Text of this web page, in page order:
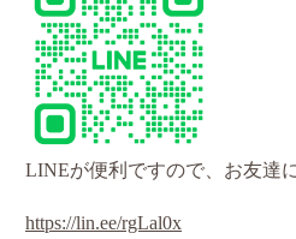
LINEが便利ですので、お友達
https://lin.ee/rgLal0x